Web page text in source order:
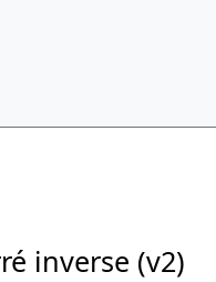
inverse (v2)